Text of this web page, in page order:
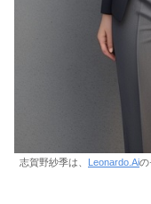
志賀野紗季は、 Leonardo.Aiの